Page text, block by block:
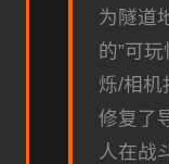
为隧道
的”可
烁/相机
修复了
人在战